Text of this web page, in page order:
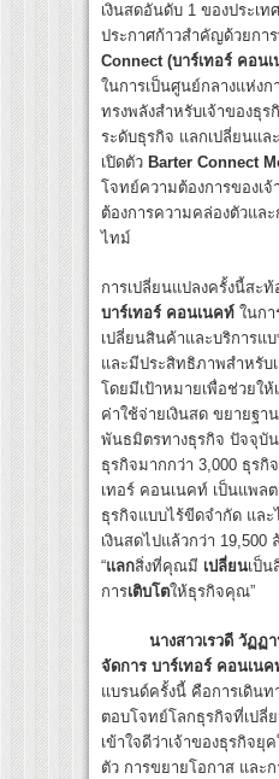
เงินสดอันดับ 1 ของประเท
ประกาศก้าวสำคัญด้วยกา
Connect (บาร์เทอร์ คอน
ในการเป็นศูนย์กลางแห่งก
ทรงพลังสำหรับเจ้าของธุร
ระดับธุรกิจ แลกเปลี่ยนแล
เปิดตัว Barter Connect
โจทย์ความต้องการของเ
ต้องการความคล่องตัวแล
ไทม์
การเปลี่ยนแปลงครั้งนี้สะ
บาร์เทอร์ คอนเนคท์ ในก
เปลี่ยนสินค้าและบริการแ
และมีประสิทธิภาพสำหรับ
โดยมีเป้าหมายเพื่อช่วยใ
ค่าใช้จ่ายเงินสด ขยายฐา
พันธมิตรทางธุรกิจ ปัจจุบั
ธุรกิจมากกว่า 3,000 ธุรกิ
เทอร์ คอนเนคท์ เป็นแพล
ธุรกิจแบบไร้ขีดจำกัด แล
เงินสดไปแล้วกว่า
“แลกสิ่งที่คุณมี เปลี่ยนเป็
การเติบโตให้ธุรกิจคุณ”
นางสาวเรวดี วัฏฏ
จัดการ บาร์เทอร์ คอนเนค
แบรนด์ครั้งนี้ คือการเดินท
ตอบโจทย์โลกธุรกิจที่เปลี่ย
เข้าใจดีว่าเจ้าของธุรกิจ
ตัว การขยายโอกาส และ